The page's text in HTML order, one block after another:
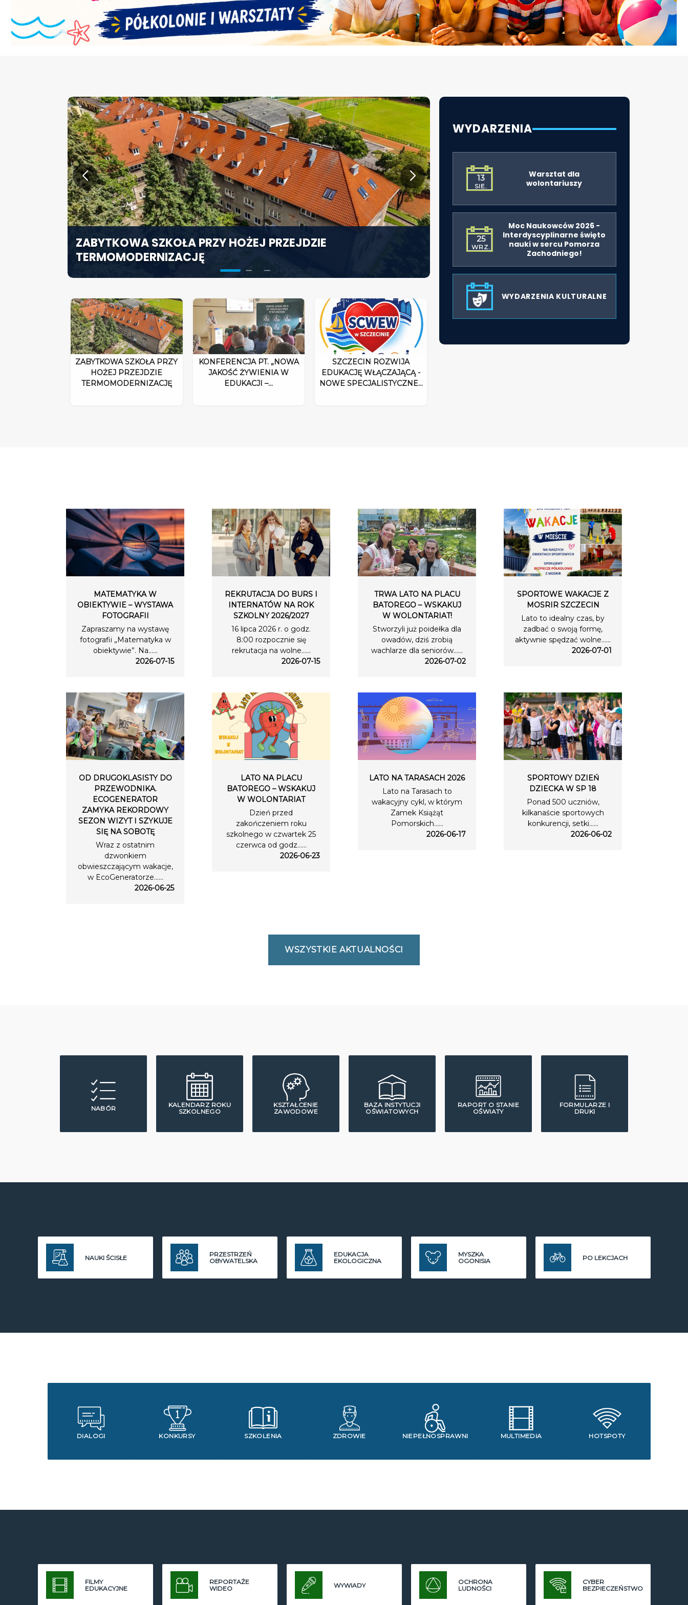
ZABYTKOWA SZKOŁA PRZY HOŻEJ PRZEJDZIE
TERMOMODERNIZACJĘ
KONFERENCJA PT. „NOWA JAKOŚĆ ŻYWIENIA W EDUKACJI –
ODPOWIEDZIALNOŚĆ DYREKTORA W ŚWIETLE
ROZPORZĄDZENIA 2026”
SZCZECIN ROZWIJA EDUKACJĘ WŁĄCZAJĄCĄ - NOWE
SPECJALISTYCZNE CENTRUM ROZPOCZYNA DZIAŁALNOŚĆ
ZABYTKOWA SZKOŁA PRZY
HOŻEJ PRZEJDZIE
TERMOMODERNIZACJĘ
KONFERENCJA PT. „NOWA
JAKOŚĆ ŻYWIENIA W
EDUKACJI –…
SZCZECIN ROZWIJA
EDUKACJĘ WŁĄCZAJĄCĄ -
NOWE SPECJALISTYCZNE…
WYDARZENIA
13
SIE.
Warsztat dla
wolontariuszy
25
WRZ.
Moc Naukowców 2026 -
Interdyscyplinarne święto
nauki w sercu Pomorza
Zachodniego!
WYDARZENIA KULTURALNE
MATEMATYKA W
OBIEKTYWIE – WYSTAWA
FOTOGRAFII
Zapraszamy na wystawę
fotografii „Matematyka w
obiektywie”. Na…...
2026-07-15
REKRUTACJA DO BURS I
INTERNATÓW NA ROK
SZKOLNY 2026/2027
16 lipca 2026 r. o godz.
8:00 rozpocznie się
rekrutacja na wolne…...
2026-07-15
TRWA LATO NA PLACU
BATOREGO – WSKAKUJ
W WOLONTARIAT!
Stworzyli już poidełka dla
owadów, dziś zrobią
wachlarze dla seniorów…...
2026-07-02
SPORTOWE WAKACJE Z
MOSRIR SZCZECIN
Lato to idealny czas, by
zadbać o swoją formę,
aktywnie spędzać wolne…...
2026-07-01
OD DRUGOKLASISTY DO
PRZEWODNIKA.
ECOGENERATOR
ZAMYKA REKORDOWY
SEZON WIZYT I SZYKUJE
SIĘ NA SOBOTĘ
Wraz z ostatnim
dzwonkiem
obwieszczającym wakacje,
w EcoGeneratorze…...
2026-06-25
LATO NA PLACU
BATOREGO – WSKAKUJ
W WOLONTARIAT
Dzień przed
zakończeniem roku
szkolnego w czwartek 25
czerwca od godz…...
2026-06-23
LATO NA TARASACH 2026
Lato na Tarasach to
wakacyjny cykl, w którym
Zamek Książąt
Pomorskich…...
2026-06-17
SPORTOWY DZIEŃ
DZIECKA W SP 18
Ponad 500 uczniów,
kilkanaście sportowych
konkurencji, setki…...
2026-06-02
WSZYSTKIE AKTUALNOŚCI
NABÓR
KALENDARZ ROKU
SZKOLNEGO
KSZTAŁCENIE
ZAWODOWE
BAZA INSTYTUCJI
OŚWIATOWYCH
RAPORT O STANIE
OŚWIATY
FORMULARZE I
DRUKI
NAUKI ŚCISŁE
PRZESTRZEŃ
OBYWATELSKA
EDUKACJA
EKOLOGICZNA
MYSZKA
OGONISIA
PO LEKCJACH
DIALOGI KONKURSY SZKOLENIA ZDROWIE NIEPEŁNOSPRAWNI MULTIMEDIA HOTSPOTY
FILMY
EDUKACYJNE
REPORTAŻE
WIDEO
WYWIADY
OCHRONA
LUDNOŚCI
CYBER
BEZPIECZEŃSTWO